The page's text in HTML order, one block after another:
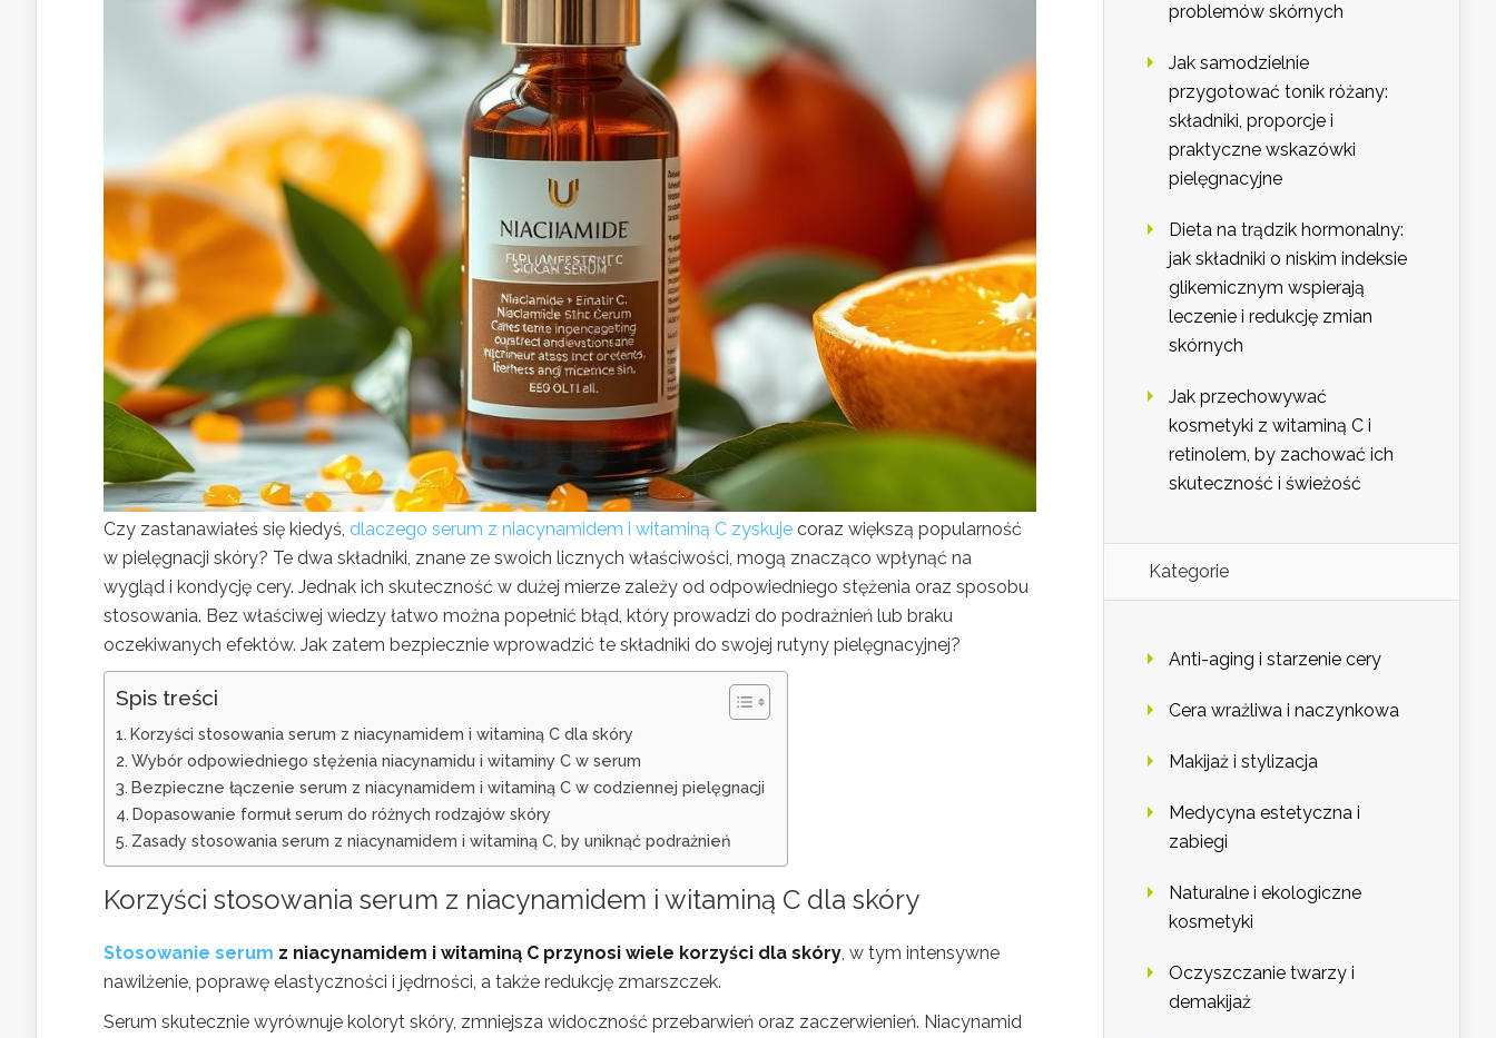
Czy zastanawiałeś się kiedyś, dlaczego serum z niacynamidem i witaminą C zyskuje coraz większą popularność
w pielęgnacji skóry? Te dwa składniki, znane ze swoich licznych właściwości, mogą znacząco wpłynąć na
wygląd i kondycję cery. Jednak ich skuteczność w dużej mierze zależy od odpowiedniego stężenia oraz sposobu
stosowania. Bez właściwej wiedzy łatwo można popełnić błąd, który prowadzi do podrażnień lub braku
oczekiwanych efektów. Jak zatem bezpiecznie wprowadzić te składniki do swojej rutyny pielęgnacyjnej?
Spis treści
Korzyści stosowania serum z niacynamidem i witaminą C dla skóry
Wybór odpowiedniego stężenia niacynamidu i witaminy C w serum
Bezpieczne łączenie serum z niacynamidem i witaminą C w codziennej pielęgnacji
Dopasowanie formuł serum do różnych rodzajów skóry
Zasady stosowania serum z niacynamidem i witaminą C, by uniknąć podrażnień
Korzyści stosowania serum z niacynamidem i witaminą C dla skóry
Stosowanie serum z niacynamidem i witaminą C przynosi wiele korzyści dla skóry , w tym intensywne
nawilżenie, poprawę elastyczności i jędrności, a także redukcję zmarszczek.
Serum skutecznie wyrównuje koloryt skóry, zmniejsza widoczność przebarwień oraz zaczerwienień. Niacynamid
problemów skórnych
Jak samodzielnie
przygotować tonik różany:
składniki, proporcje i
praktyczne wskazówki
pielęgnacyjne
Dieta na trądzik hormonalny:
jak składniki o niskim indeksie
glikemicznym wspierają
leczenie i redukcję zmian
skórnych
Jak przechowywać
kosmetyki z witaminą C i
retinolem, by zachować ich
skuteczność i świeżość
Kategorie
Anti-aging i starzenie cery
Cera wrażliwa i naczynkowa
Makijaż i stylizacja
Medycyna estetyczna i
zabiegi
Naturalne i ekologiczne
kosmetyki
Oczyszczanie twarzy i
demakijaż